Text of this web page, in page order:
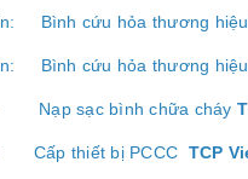
Bình cứu hỏa thương hiệu
Bình cứu hỏa thương hiệu
Nạp sạc bình chữa cháy
Cấp thiết bị PCCC TCP